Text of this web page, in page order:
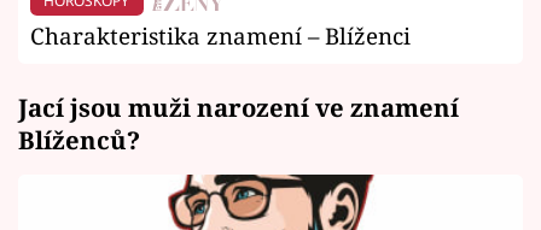
Charakteristika znamení – Blíženci
Jací jsou muži narození ve znamení
Blíženců?